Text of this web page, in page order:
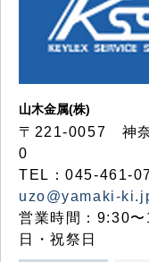
山木金属(株)
〒221-0057 神奈
0
TEL：045-461-
uzo@yamaki-
営業時間：9:30
日・祝祭日